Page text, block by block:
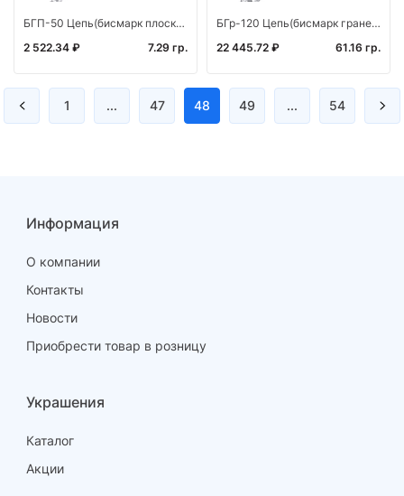
БГП-50 Цепь(бисмарк плоский) (Ag 925)
2 522.34 ₽
7.29 гр.
БГр-120 Цепь(бисмарк граненый родированный) (Ag 925)
22 445.72 ₽
61.16 гр.
1 ... 47 48 49 ... 54
Информация
О компании
Контакты
Новости
Приобрести товар в розницу
Украшения
Каталог
Акции